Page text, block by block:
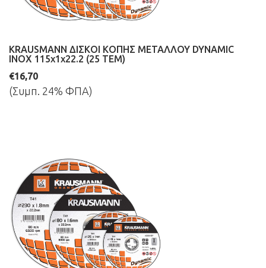
KRAUSMANN ΔΙΣΚΟΙ ΚΟΠΗΣ ΜΕΤΑΛΛΟΥ DYNAMIC
INOX 115x1x22.2 (25 ΤΕΜ)
€16,70
(Συμπ. 24% ΦΠΑ)